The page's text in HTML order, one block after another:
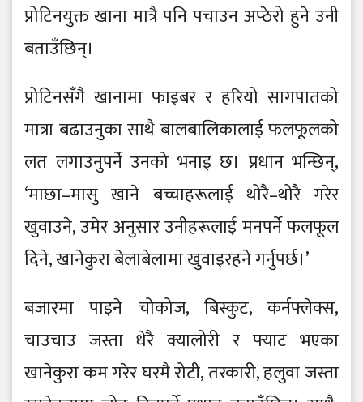
प्रोटिनयुक्त खाना मात्रै पनि पचाउन अप्ठेरो हुने उनी
बताउँछिन्।
प्रोटिनसँगै खानामा फाइबर र हरियो सागपातको
मात्रा बढाउनुका साथै बालबालिकालाई फलफूलको
लत लगाउनुपर्ने उनको भनाइ छ। प्रधान भन्छिन्,
‘माछा–मासु खाने बच्चाहरूलाई थोरै–थोरै गरेर
खुवाउने, उमेर अनुसार उनीहरूलाई मनपर्ने फलफूल
दिने, खानेकुरा बेलाबेलामा खुवाइरहने गर्नुपर्छ।’
बजारमा पाइने चोकोज, बिस्कुट, कर्नफ्लेक्स,
चाउचाउ जस्ता धेरै क्यालोरी र फ्याट भएका
खानेकुरा कम गरेर घरमै रोटी, तरकारी, हलुवा जस्ता